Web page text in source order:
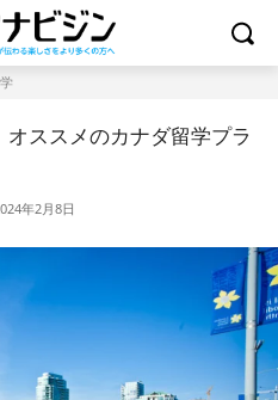
オススメのカナダ留学プラ
年2月8日